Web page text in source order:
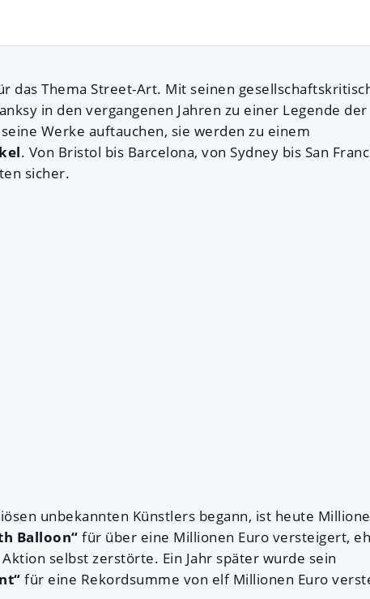
das Thema Street-Art. Mit seinen
in den vergangenen Jahren zu einer Legende der
Werke auftauchen, sie werden zu einem
. Von Bristol bis Barcelona, von Sydney bis San
sicher.
unbekannten Künstlers begann, ist heute
Balloon“ für über eine Millionen Euro versteigert,
selbst zerstörte. Ein Jahr später wurde sein
für eine Rekordsumme von elf Millionen Euro